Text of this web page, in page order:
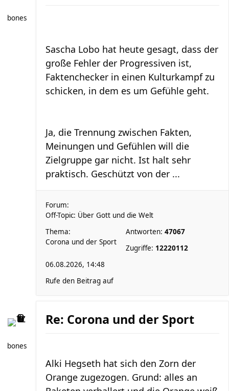
bones
Sascha Lobo hat heute gesagt, dass der
große Fehler der Progressiven ist,
Faktenchecker in einen Kulturkampf zu
schicken, in dem es um Gefühle geht.
Ja, die Trennung zwischen Fakten,
Meinungen und Gefühlen will die
Zielgruppe gar nicht. Ist halt sehr
praktisch. Geschützt von der ...
Forum:
Off-Topic: Über Gott und die Welt
Thema:
Corona und der Sport
Antworten: 47067
Zugriffe: 12220112
06.08.2026, 14:48
Rufe den Beitrag auf
bones
Re: Corona und der Sport
Alki Hegseth hat sich den Zorn der
Orange zugezogen. Grund: alles an